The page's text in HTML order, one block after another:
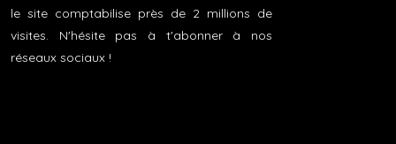
le site comptabilise près de 2 millions de
visites. N'hésite pas à t'abonner à nos
réseaux sociaux !